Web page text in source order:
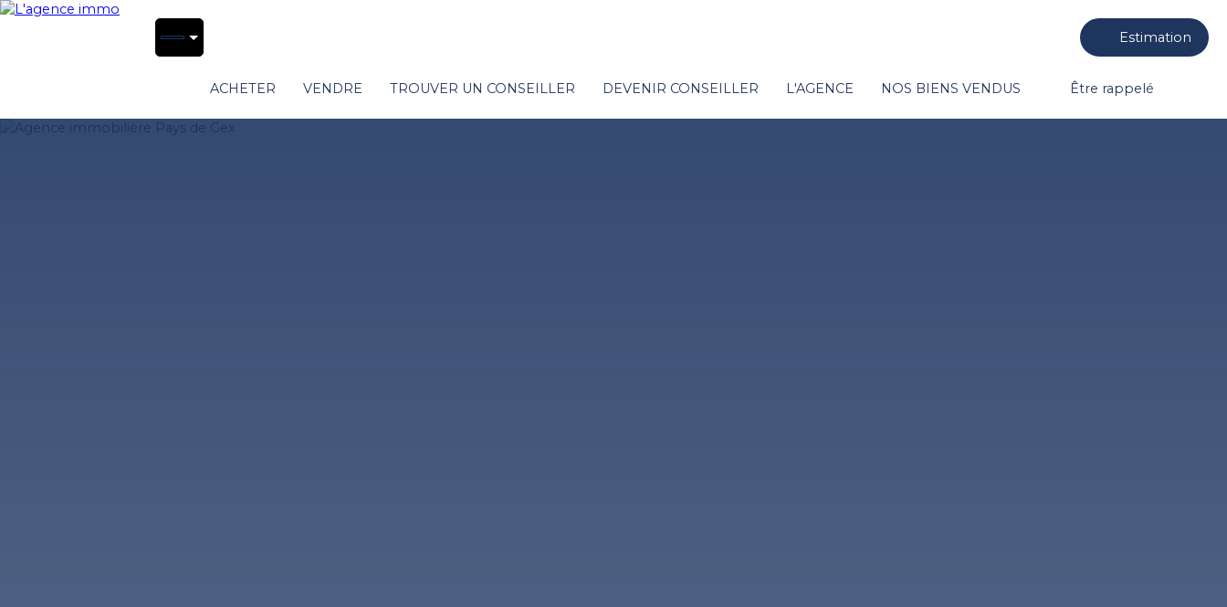
Estimation
ACHETER VENDRE TROUVER UN CONSEILLER DEVENIR CONSEILLER L'AGENCE NOS BIENS VENDUS Être rappelé